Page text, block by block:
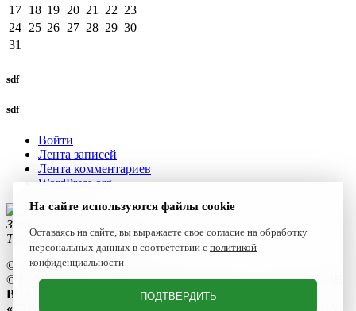
17 18 19 20 21 22 23
24 25 26 27 28 29 30
31
sdf
sdf
Войти
Лента записей
Лента комментариев
WordPress.org
Запишитесь к нам сегодня!
Телефон:+7(4922) 47-06-22
©
Reset 2021
©
ГОСУДАРСТВЕННОЕ БЮДЖЕТНОЕ УЧРЕЖДЕНИЕ
ВЛАДИМИРСКОЙ ОБЛАСТИ
«СПОРТИВНАЯ ШКОЛА ОЛИМПИЙСКОГО РЕЗЕРВА
На сайте используются файлы cookie
Оставаясь на сайте, вы выражаете свое согласие на обработку
персональных данных в соответствии с политикой
конфиденциальности
ПОДТВЕРДИТЬ